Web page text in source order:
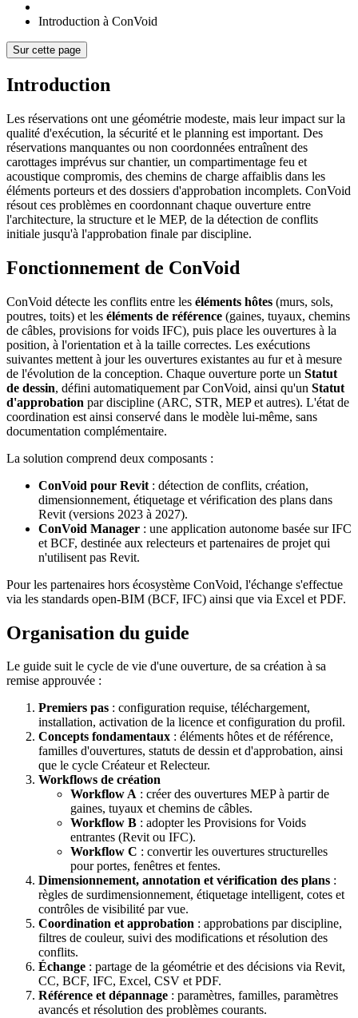
Introduction à ConVoid
Sur cette page
Introduction
Les réservations ont une géométrie modeste, mais leur impact sur la
qualité d'exécution, la sécurité et le planning est important. Des
réservations manquantes ou non coordonnées entraînent des
carottages imprévus sur chantier, un compartimentage feu et
acoustique compromis, des chemins de charge affaiblis dans les
éléments porteurs et des dossiers d'approbation incomplets. ConVoid
résout ces problèmes en coordonnant chaque ouverture entre
l'architecture, la structure et le MEP, de la détection de conflits
initiale jusqu'à l'approbation finale par discipline.
Fonctionnement de ConVoid
ConVoid détecte les conflits entre les éléments hôtes (murs, sols,
poutres, toits) et les éléments de référence (gaines, tuyaux, chemins
de câbles, provisions for voids IFC), puis place les ouvertures à la
position, à l'orientation et à la taille correctes. Les exécutions
suivantes mettent à jour les ouvertures existantes au fur et à mesure
de l'évolution de la conception. Chaque ouverture porte un Statut
de dessin, défini automatiquement par ConVoid, ainsi qu'un Statut
d'approbation par discipline (ARC, STR, MEP et autres). L'état de
coordination est ainsi conservé dans le modèle lui-même, sans
documentation complémentaire.
La solution comprend deux composants :
ConVoid pour Revit : détection de conflits, création,
dimensionnement, étiquetage et vérification des plans dans
Revit (versions 2023 à 2027).
ConVoid Manager : une application autonome basée sur IFC
et BCF, destinée aux relecteurs et partenaires de projet qui
n'utilisent pas Revit.
Pour les partenaires hors écosystème ConVoid, l'échange s'effectue
via les standards open-BIM (BCF, IFC) ainsi que via Excel et PDF.
Organisation du guide
Le guide suit le cycle de vie d'une ouverture, de sa création à sa
remise approuvée :
Premiers pas : configuration requise, téléchargement,
installation, activation de la licence et configuration du profil.
Concepts fondamentaux : éléments hôtes et de référence,
familles d'ouvertures, statuts de dessin et d'approbation, ainsi
que le cycle Créateur et Relecteur.
Workflows de création
Workflow A : créer des ouvertures MEP à partir de
gaines, tuyaux et chemins de câbles.
Workflow B : adopter les Provisions for Voids
entrantes (Revit ou IFC).
Workflow C : convertir les ouvertures structurelles
pour portes, fenêtres et fentes.
Dimensionnement, annotation et vérification des plans :
règles de surdimensionnement, étiquetage intelligent, cotes et
contrôles de visibilité par vue.
Coordination et approbation : approbations par discipline,
filtres de couleur, suivi des modifications et résolution des
conflits.
Échange : partage de la géométrie et des décisions via Revit,
CC, BCF, IFC, Excel, CSV et PDF.
Référence et dépannage : paramètres, familles, paramètres
avancés et résolution des problèmes courants.